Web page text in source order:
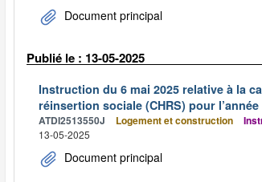
Document principal
Publié le : 13-05-2025
Instruction du 6 mai 2025 relative à la
réinsertion sociale (CHRS) pour l’année
ATDI2513550J Logement et construction
13-05-2025
Document principal